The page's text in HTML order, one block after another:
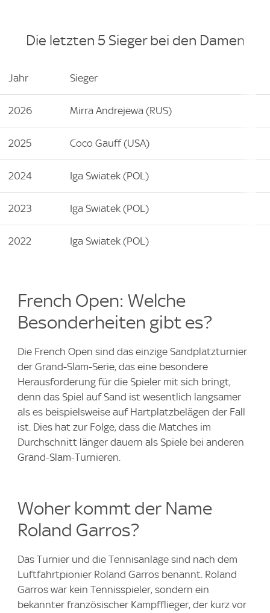
Die letzten 5 Sieger bei den Damen
Jahr Sieger
2026 Mirra Andrejewa (RUS)
2025 Coco Gauff (USA)
2024 Iga Swiatek (POL)
2023 Iga Swiatek (POL)
2022 Iga Swiatek (POL)
French Open: Welche
Besonderheiten gibt es?
Die French Open sind das einzige Sandplatzturnier
der Grand-Slam-Serie, das eine besondere
Herausforderung für die Spieler mit sich bringt,
denn das Spiel auf Sand ist wesentlich langsamer
als es beispielsweise auf Hartplatzbelägen der Fall
ist. Dies hat zur Folge, dass die Matches im
Durchschnitt länger dauern als Spiele bei anderen
Grand-Slam-Turnieren.
Woher kommt der Name
Roland Garros?
Das Turnier und die Tennisanlage sind nach dem
Luftfahrtpionier Roland Garros benannt. Roland
Garros war kein Tennisspieler, sondern ein
bekannter französischer Kampfflieger, der kurz vor